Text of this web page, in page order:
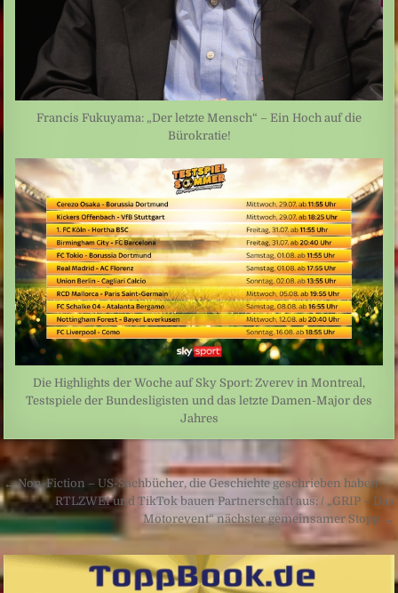
Francis Fukuyama: „Der letzte Mensch“ – Ein Hoch auf die
Bürokratie!
Die Highlights der Woche auf Sky Sport: Zverev in Montreal,
Testspiele der Bundesligisten und das letzte Damen-Major des
Jahres
Beitragsnavigation
← Non-Fiction – US-Sachbücher, die Geschichte geschrieben haben
RTLZWEI und TikTok bauen Partnerschaft aus: / „GRIP – Das
Motorevent“ nächster gemeinsamer Stopp →